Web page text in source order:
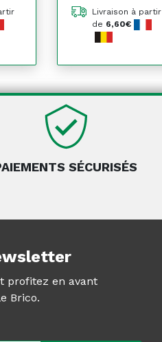
Livraison à partir
de 6,60€
SÉCURISÉS
profitez en avant
Brico.